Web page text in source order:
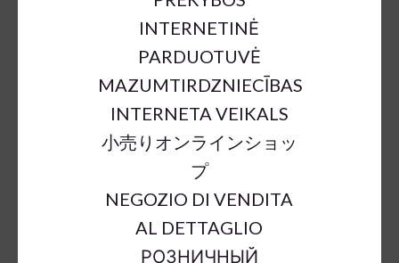
INTERNETINĖ
PARDUOTUVĖ
MAZUMTIRDZNIECĪBAS
INTERNETA VEIKALS
小売りオンラインショッ
プ
NEGOZIO DI VENDITA
AL DETTAGLIO
РОЗНИЧНЫЙ